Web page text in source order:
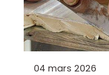
04 mars 2026